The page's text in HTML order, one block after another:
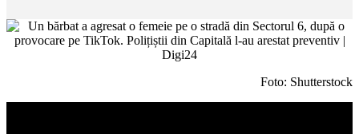
Foto: Shutterstock